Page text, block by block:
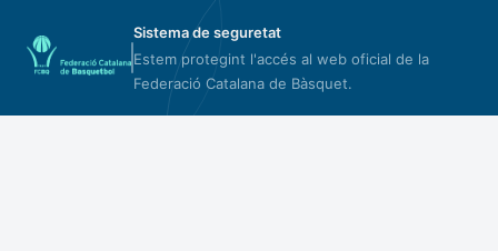
Sistema de seguretat
Estem protegint l'accés al web oficial de la
Federació Catalana de Bàsquet.